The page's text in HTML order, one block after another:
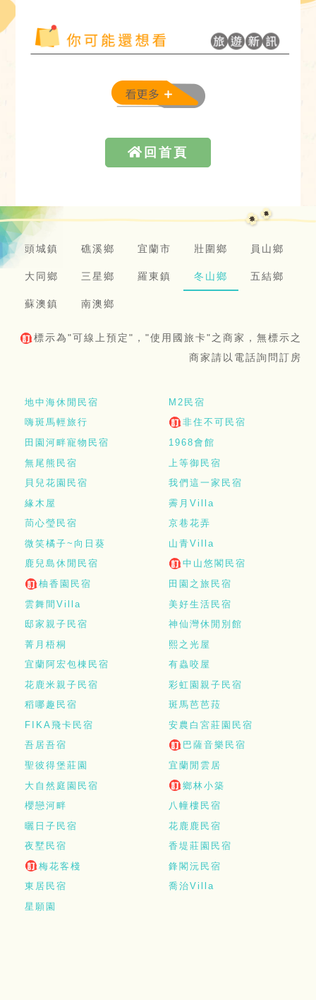
回首頁
頭城鎮 礁溪鄉 宜蘭市 壯圍鄉 員山鄉
大同鄉 三星鄉 羅東鎮 冬山鄉 五結鄉
蘇澳鎮 南澳鄉
標示為"可線上預定"，"使用國旅卡"之商家，無標示之
商家請以電話詢問訂房
地中海休閒民宿
M2民宿
嗨斑馬輕旅行
非住不可民宿
田園河畔寵物民宿
1968會館
無尾熊民宿
上等御民宿
貝兒花園民宿
我們這一家民宿
緣木屋
霽月Villa
茼心瑩民宿
京巷花弄
微笑橘子~向日葵
山青Villa
鹿兒島休閒民宿
中山悠閣民宿
柚香園民宿
田園之旅民宿
雲舞間Villa
美好生活民宿
邸家親子民宿
神仙灣休閒別館
菁月梧桐
熙之光屋
宜蘭阿宏包棟民宿
有蟲咬屋
花鹿米親子民宿
彩虹園親子民宿
稻哪趣民宿
斑馬芭芭菈
FIKA飛卡民宿
安農白宮莊園民宿
吾居吾宿
巴薩音樂民宿
聖彼得堡莊園
宜蘭閒雲居
大自然庭園民宿
鄉林小築
櫻戀河畔
八幢樓民宿
曬日子民宿
花鹿鹿民宿
夜墅民宿
香堤莊園民宿
梅花客棧
鋒閣沅民宿
東居民宿
喬治Villa
星願園